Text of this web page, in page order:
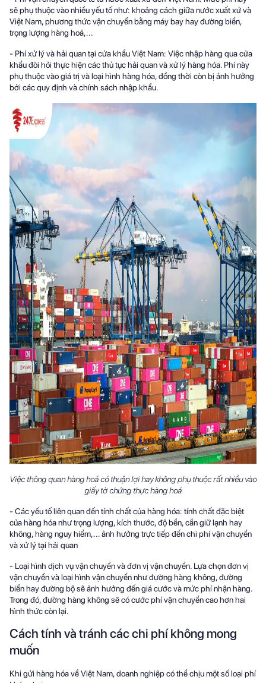
sẽ phụ thuộc vào nhiều yếu tố như: khoảng cách giữa nước xuất xứ và
Việt Nam, phương thức vận chuyển bằng máy bay hay đường biển,
trọng lượng hàng hoá,...
- Phí xử lý và hải quan tại cửa khẩu Việt Nam: Việc nhập hàng qua cửa
khẩu đòi hỏi thực hiện các thủ tục hải quan và xử lý hàng hóa. Phí này
phụ thuộc vào giá trị và loại hình hàng hóa, đồng thời còn bị ảnh hưởng
bởi các quy định và chính sách nhập khẩu.
Việc thông quan hàng hoá có thuận lợi hay không phụ thuộc rất nhiều vào
giấy tờ chứng thực hàng hoá
- Các yếu tố liên quan đến tính chất của hàng hóa: tính chất đặc biệt
của hàng hóa như trọng lượng, kích thước, độ bền, cần giữ lạnh hay
không, hàng nguy hiểm,... ảnh hưởng trực tiếp đến chi phí vận chuyển
và xử lý tại hải quan
- Loại hình dịch vụ vận chuyển và đơn vị vận chuyển. Lựa chọn đơn vị
vận chuyển và loại hình vận chuyển như đường hàng không, đường
biển hay đường bộ sẽ ảnh hưởng đến giá cước và mức phí nhận hàng.
Trong đó, đường hàng không sẽ có cước phí vận chuyển cao hơn hai
hình thức còn lại.
Cách tính và tránh các chi phí không mong
muốn
Khi gửi hàng hóa về Việt Nam, doanh nghiệp có thể chịu một số loại phí